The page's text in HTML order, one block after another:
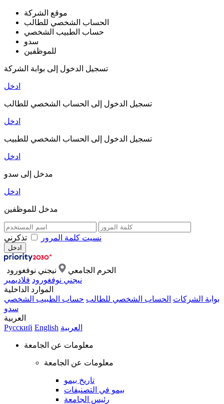
موقع الشركة
الحساب الشخصي للطالب
حساب الطبيب الشخصي
سدو
للموظفين
تسجيل الدخول إلى بوابة الشركة
ادخل
تسجيل الدخول إلى الحساب الشخصي للطالب
ادخل
تسجيل الدخول إلى الحساب الشخصي للطبيب
ادخل
مدخل إلى سدو
ادخل
مدخل للموظفين
نسيت كلمة المرور تذكرني
الحرم الجامعي
نيجني نوفغورود
نيجني نوفغورود فلاديمير
الموارد الداخلية
بوابة الشركات الحساب الشخصي للطالب حساب الطبيب الشخصي
سدو
العربية
Русский English العربية
معلومات عن الجامعة
معلومات عن الجامعة
تاريخ بيمو
بيمو في التصنيفات
رئيس الجامعة